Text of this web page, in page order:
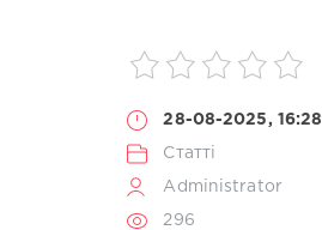
28-08-2025, 16:28
Статті
Administrator
296